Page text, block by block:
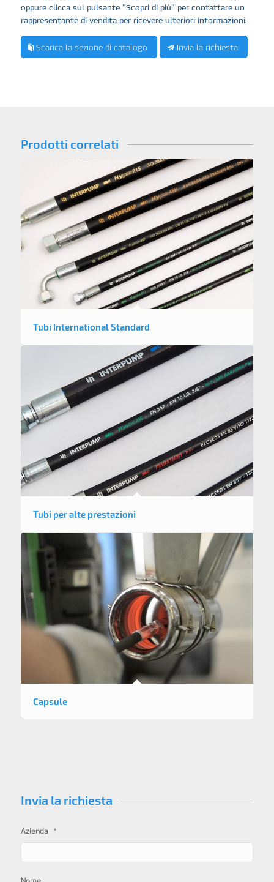
oppure clicca sul pulsante “Scopri di più” per contattare un
rappresentante di vendita per ricevere ulteriori informazioni.
Scarica la sezione di catalogo Invia la richiesta
Prodotti correlati
Tubi International Standard
Tubi per alte prestazioni
Capsule
Invia la richiesta
Azienda *